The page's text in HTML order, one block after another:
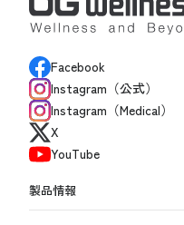
Facebook
Instagram（公式）
Instagram（Medical）
X
YouTube
製品情報